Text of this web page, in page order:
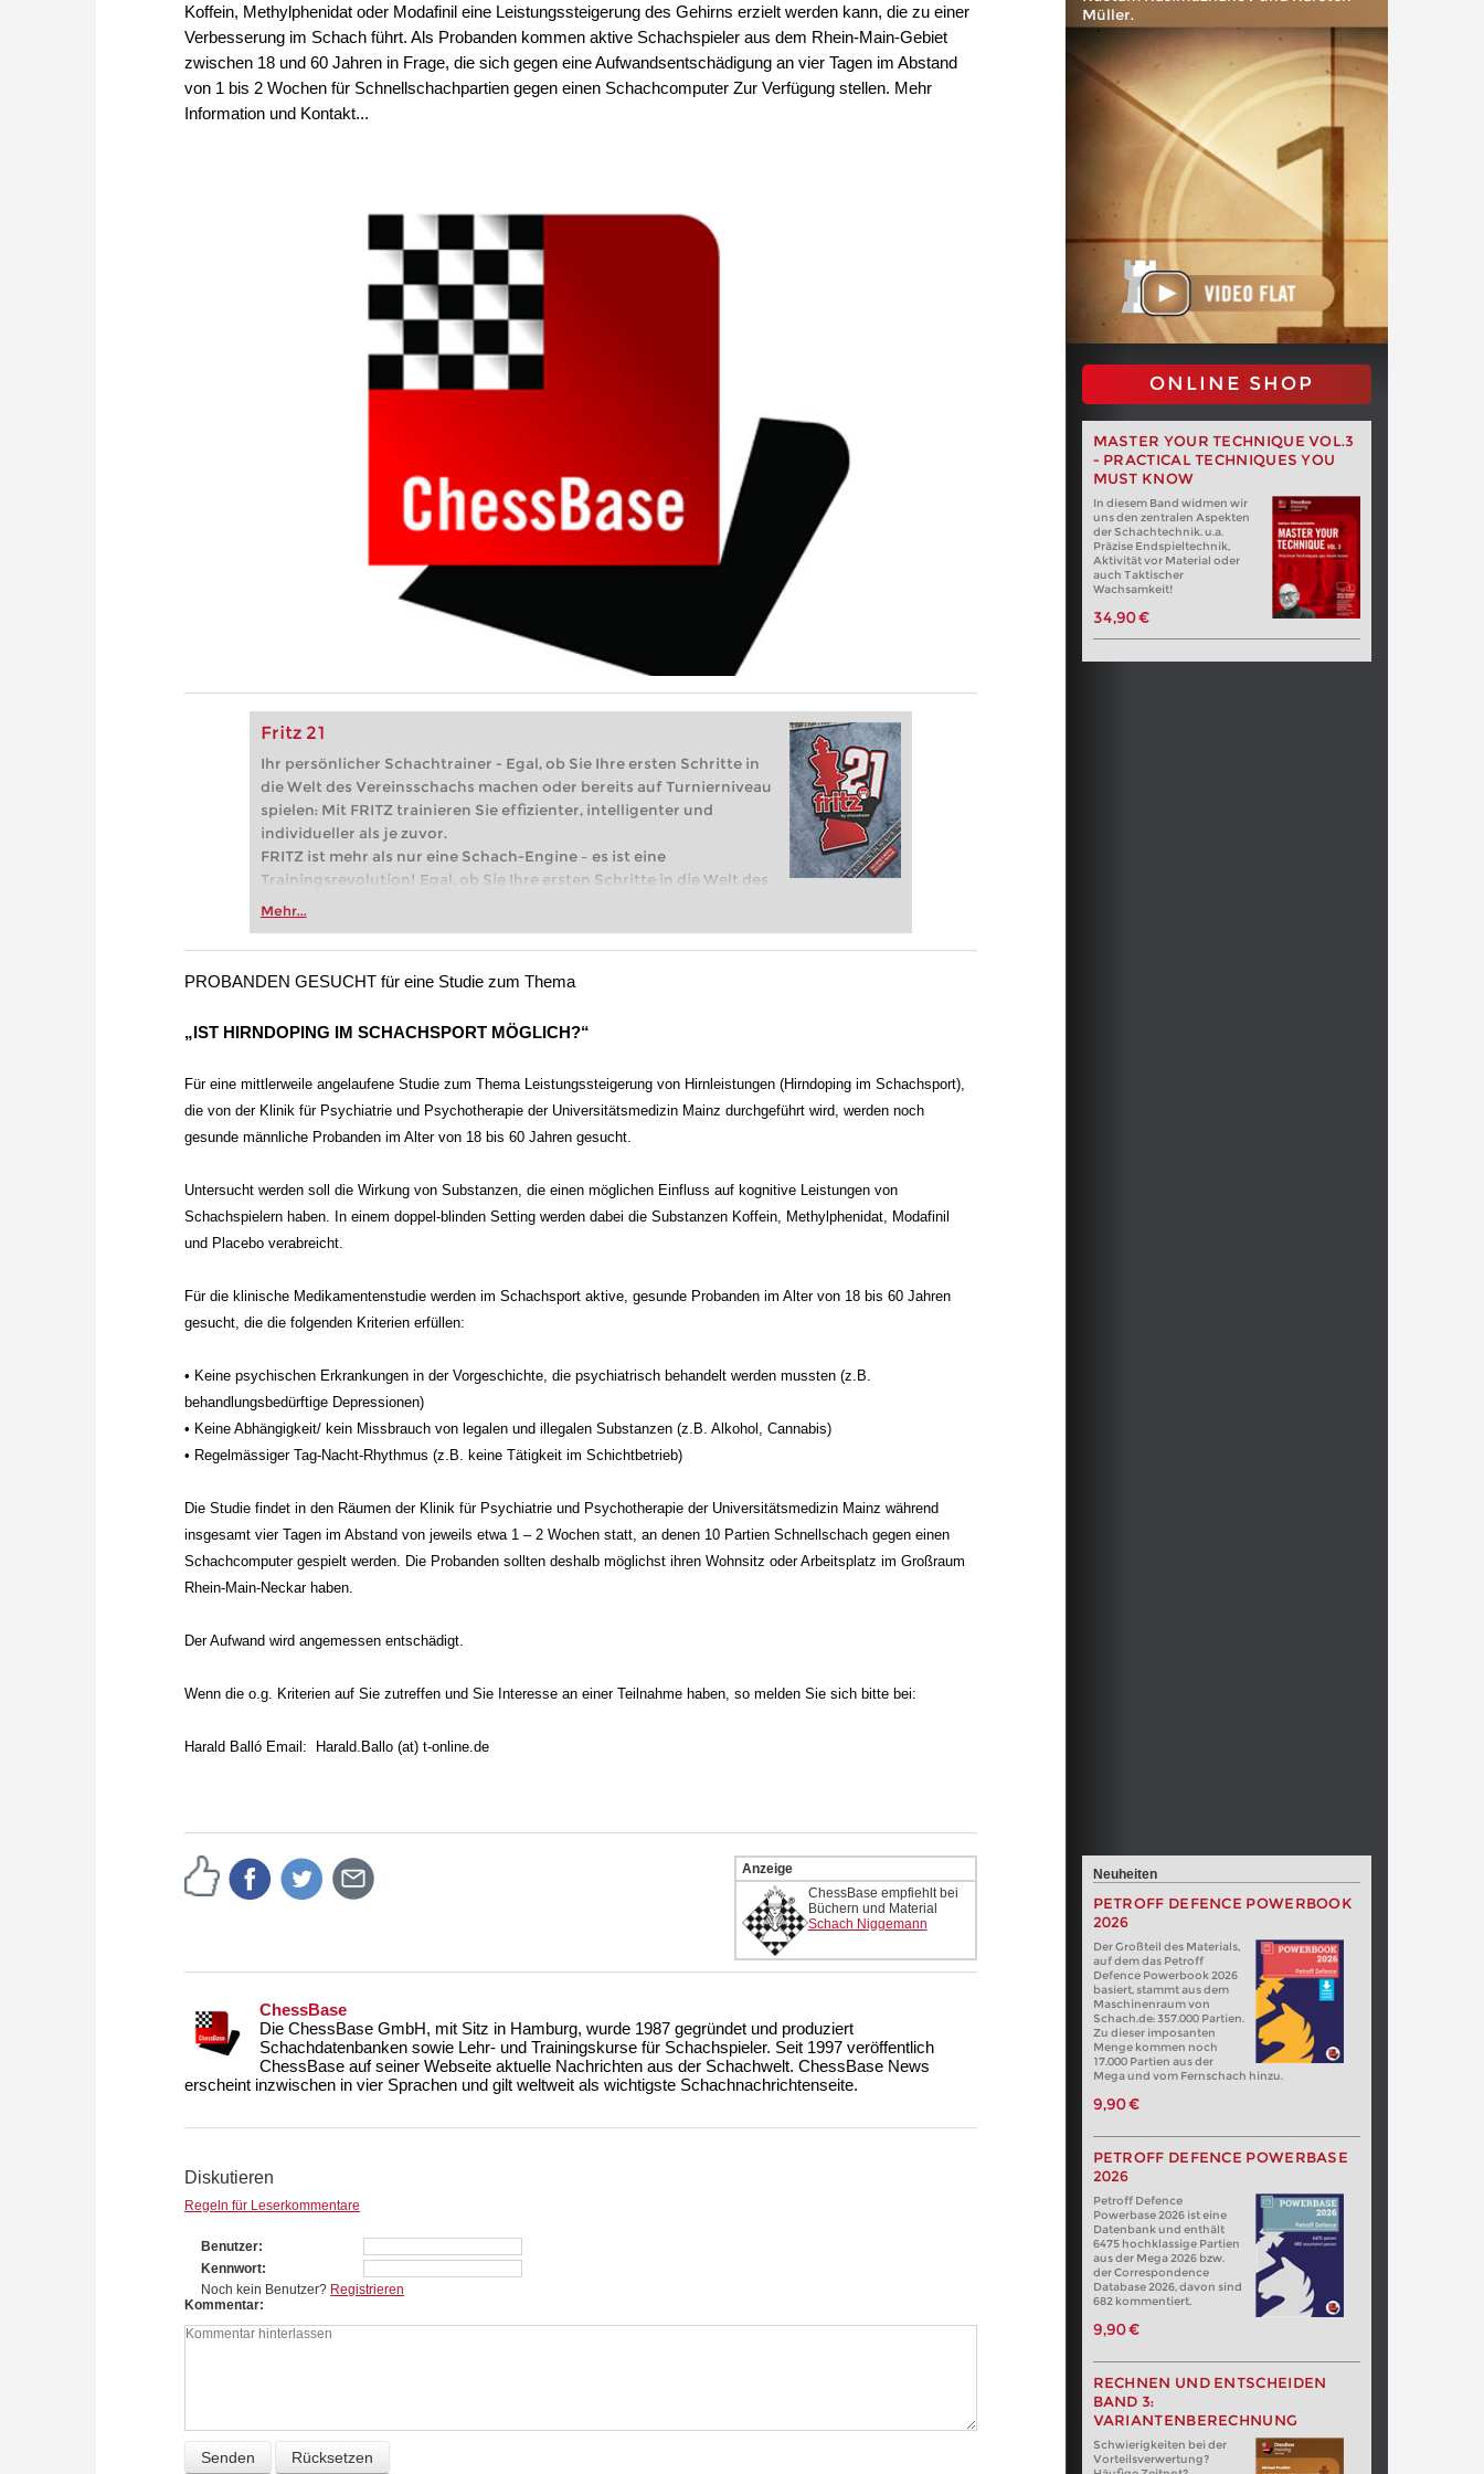
Koffein, Methylphenidat oder Modafinil eine Leistungssteigerung des Gehirns erzielt werden kann, die zu einer
Verbesserung im Schach führt. Als Probanden kommen aktive Schachspieler aus dem Rhein-Main-Gebiet
zwischen 18 und 60 Jahren in Frage, die sich gegen eine Aufwandsentschädigung an vier Tagen im Abstand
von 1 bis 2 Wochen für Schnellschachpartien gegen einen Schachcomputer Zur Verfügung stellen. Mehr
Information und Kontakt...
Fritz 21
Ihr persönlicher Schachtrainer - Egal, ob Sie Ihre ersten Schritte in
die Welt des Vereinsschachs machen oder bereits auf Turnierniveau
spielen: Mit FRITZ trainieren Sie effizienter, intelligenter und
individueller als je zuvor.
FRITZ ist mehr als nur eine Schach-Engine – es ist eine
Trainingsrevolution! Egal, ob Sie Ihre ersten Schritte in die Welt des
Vereinsschachs machen oder bereits auf Turnierniveau spielen: Mit
zuvor.
Mehr...
Müller.
ONLINE SHOP
MASTER YOUR TECHNIQUE VOL.3
- PRACTICAL TECHNIQUES YOU
MUST KNOW
In diesem Band widmen wir
uns den zentralen Aspekten
der Schachtechnik. u.a.
Präzise Endspieltechnik,
Aktivität vor Material oder
auch Taktischer
Wachsamkeit!
34,90 €
PROBANDEN GESUCHT für eine Studie zum Thema
„IST HIRNDOPING IM SCHACHSPORT MÖGLICH?“
Für eine mittlerweile angelaufene Studie zum Thema Leistungssteigerung von Hirnleistungen (Hirndoping im Schachsport),
die von der Klinik für Psychiatrie und Psychotherapie der Universitätsmedizin Mainz durchgeführt wird, werden noch
gesunde männliche Probanden im Alter von 18 bis 60 Jahren gesucht.
Untersucht werden soll die Wirkung von Substanzen, die einen möglichen Einfluss auf kognitive Leistungen von
Schachspielern haben. In einem doppel-blinden Setting werden dabei die Substanzen Koffein, Methylphenidat, Modafinil
und Placebo verabreicht.
Für die klinische Medikamentenstudie werden im Schachsport aktive, gesunde Probanden im Alter von 18 bis 60 Jahren
gesucht, die die folgenden Kriterien erfüllen:
• Keine psychischen Erkrankungen in der Vorgeschichte, die psychiatrisch behandelt werden mussten (z.B.
behandlungsbedürftige Depressionen)
• Keine Abhängigkeit/ kein Missbrauch von legalen und illegalen Substanzen (z.B. Alkohol, Cannabis)
• Regelmässiger Tag-Nacht-Rhythmus (z.B. keine Tätigkeit im Schichtbetrieb)
Die Studie findet in den Räumen der Klinik für Psychiatrie und Psychotherapie der Universitätsmedizin Mainz während
insgesamt vier Tagen im Abstand von jeweils etwa 1 – 2 Wochen statt, an denen 10 Partien Schnellschach gegen einen
Schachcomputer gespielt werden. Die Probanden sollten deshalb möglichst ihren Wohnsitz oder Arbeitsplatz im Großraum
Rhein-Main-Neckar haben.
Der Aufwand wird angemessen entschädigt.
Wenn die o.g. Kriterien auf Sie zutreffen und Sie Interesse an einer Teilnahme haben, so melden Sie sich bitte bei:
Harald Balló Email: Harald.Ballo (at) t-online.de
Anzeige
ChessBase empfiehlt bei
Büchern und Material
Schach Niggemann
ChessBase
Die ChessBase GmbH, mit Sitz in Hamburg, wurde 1987 gegründet und produziert
Schachdatenbanken sowie Lehr- und Trainingskurse für Schachspieler. Seit 1997 veröffentlich
ChessBase auf seiner Webseite aktuelle Nachrichten aus der Schachwelt. ChessBase News
erscheint inzwischen in vier Sprachen und gilt weltweit als wichtigste Schachnachrichtenseite.
Diskutieren
Regeln für Leserkommentare
Benutzer
Kennwort
Noch kein Benutzer? Registrieren
Kommentar
Neuheiten
PETROFF DEFENCE POWERBOOK
2026
Der Großteil des Materials,
auf dem das Petroff
Defence Powerbook 2026
basiert, stammt aus dem
Maschinenraum von
Schach.de: 357.000 Partien.
Zu dieser imposanten
Menge kommen noch
17.000 Partien aus der
Mega und vom Fernschach hinzu.
9,90 €
PETROFF DEFENCE POWERBASE
2026
Petroff Defence
Powerbase 2026 ist eine
Datenbank und enthält
6475 hochklassige Partien
aus der Mega 2026 bzw.
der Correspondence
Database 2026, davon sind
682 kommentiert.
9,90 €
RECHNEN UND ENTSCHEIDEN
BAND 3:
VARIANTENBERECHNUNG
Schwierigkeiten bei der
Vorteilsverwertung?